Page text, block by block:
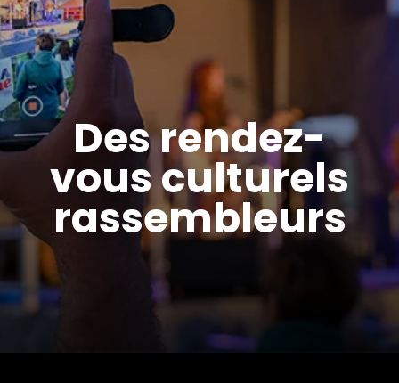
Des rendez-
vous culturels
rassembleurs